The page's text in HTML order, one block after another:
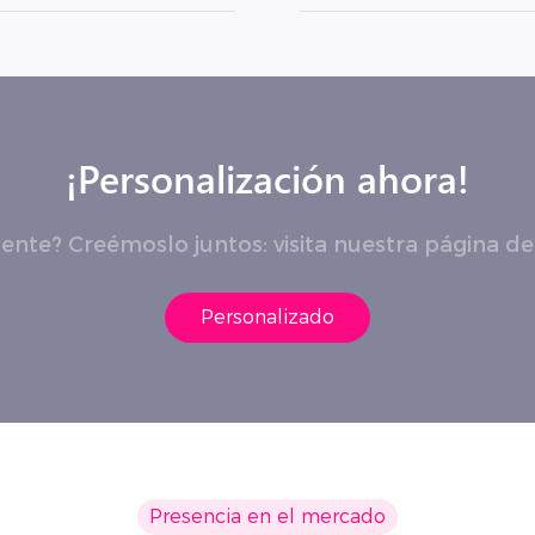
¡Personalización ahora!
Creémoslo juntos: visita nuestra página
Personalizado
Presencia en el mercado